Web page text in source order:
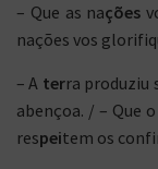
– Que as nações
nações vos
– A terra produziu
abençoa. / – Que o
respeitem os